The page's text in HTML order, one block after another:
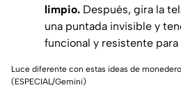
limpio. Después, gira la
una puntada invisible y
funcional y resistente para
Luce diferente con estas ideas de
(ESPECIAL/Gemini)